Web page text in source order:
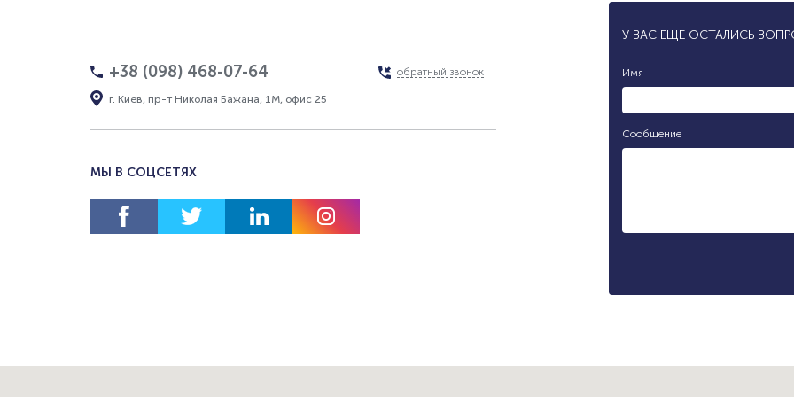
+38 (098) 468-07-64
г. Киев, пр-т Николая Бажана, 1М, офис 25
обратный звонок
МЫ В СОЦСЕТЯХ
У ВАС ЕЩЕ ОСТАЛИСЬ
Имя
Сообщение